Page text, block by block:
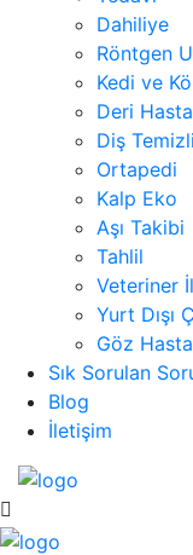
Dahiliye
Röntgen
Kedi ve
Deri
Diş
Ortapedi
Kalp Eko
Aşı Takibi
Tahlil
Veteriner
Yurt Dışı
Göz
Sık Sorulan
Blog
İletişim